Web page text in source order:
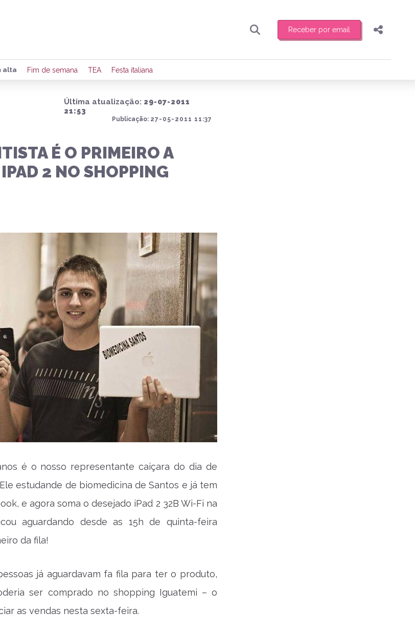
Receber por email
Preencha seus dados para receber toda sexta-feira de manhã o resumo
de eventos e notícias da região.
Compartilhar
alta Fim de semana TEA Festa italiana
Última atualização: 29-07-2011
21:53
Publicação: 27-05-2011 11:37
É O PRIMEIRO A
2 NO SHOPPING
é o nosso representante caiçara do dia de
estudande de biomedicina de Santos e já tem
e agora soma o desejado iPad 2 32B Wi-Fi na
aguardando desde as 15h de quinta-feira
da fila!
já aguardavam fa fila para ter o produto,
ser comprado no shopping Iguatemi – o
as vendas nesta sexta-feira.